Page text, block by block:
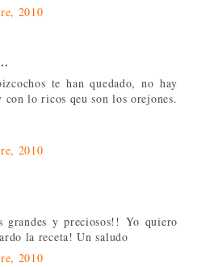
2010
te han quedado, no hay
con lo ricos qeu son los orejones.
2010
grandes y preciosos!! Yo quiero
la receta! Un saludo
2010